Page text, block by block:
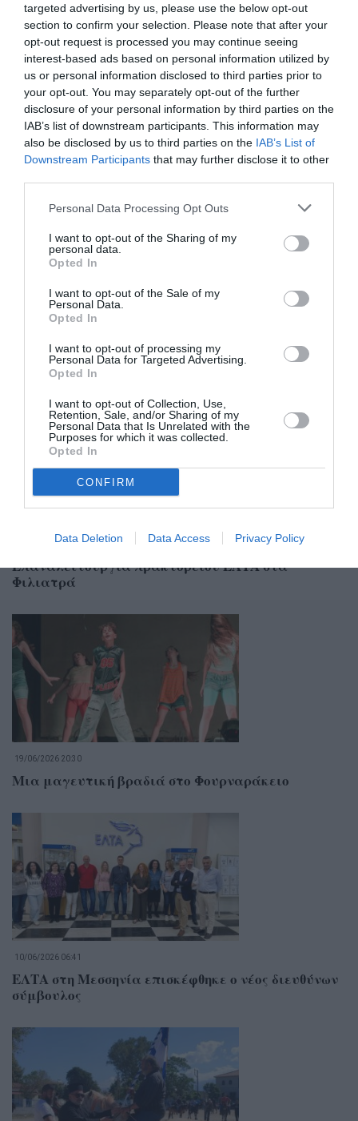
targeted advertising by us, please use the below opt-out
section to confirm your selection. Please note that after your
opt-out request is processed you may continue seeing
interest-based ads based on personal information utilized by
us or personal information disclosed to third parties prior to
your opt-out. You may separately opt-out of the further
disclosure of your personal information by third parties on the
IAB’s list of downstream participants. This information may
also be disclosed by us to third parties on the IAB’s List of
Downstream Participants that may further disclose it to other
Personal Data Processing Opt Outs
I want to opt-out of the Sharing of my
personal data.
Opted In
I want to opt-out of the Sale of my
Personal Data.
Opted In
I want to opt-out of processing my
Personal Data for Targeted Advertising.
Opted In
I want to opt-out of Collection, Use,
Retention, Sale, and/or Sharing of my
Personal Data that Is Unrelated with the
Purposes for which it was collected.
Opted In
CONFIRM
Data Deletion Data Access Privacy Policy
Σχετικά Άρθρα
20/07/2026 16:36
Επαναλειτουργία πρακτορείου ΕΛΤΑ στα
Φιλιατρά
19/06/2026 20:30
Μια μαγευτική βραδιά στο Φουρναράκειο
10/06/2026 06:41
ΕΛΤΑ στη Μεσσηνία επισκέφθηκε ο νέος διευθύνων
σύμβουλος